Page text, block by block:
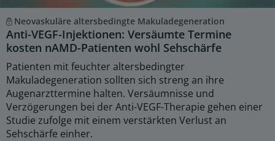
Neovaskuläre altersbedingte Makuladegeneration
Anti-VEGF-Injektionen: Versäumte Termine
kosten nAMD-Patienten wohl Sehschärfe
Patienten mit feuchter altersbedingter
Makuladegeneration sollten sich streng an ihre
Augenarzttermine halten. Versäumnisse und
Verzögerungen bei der Anti-VEGF-Therapie gehen einer
Studie zufolge mit einem verstärkten Verlust an
Sehschärfe einher.